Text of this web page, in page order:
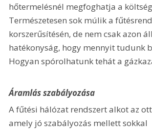
hőtermelésnél megfoghatja a
Természetesen sok múlik a
korszerűsítésén, de nem csak azon
hatékonyság, hogy mennyit tudunk
Hogyan spórolhatunk tehát a
Áramlás szabályozása
A fűtési hálózat rendszert alkot az
amely jó szabályozás mellett sokkal